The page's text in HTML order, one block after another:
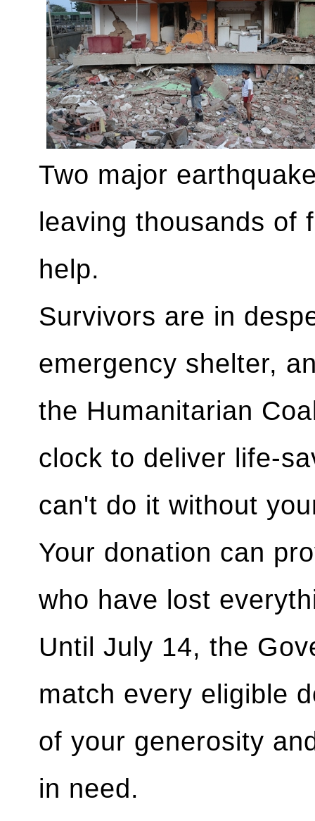
Two major
leaving thousands of
help.
Survivors are in
emergency shelter,
the Humanitarian
clock to deliver life-
can't do it without
Your donation can
who have lost
Until July 14, the
match every eligible
of your generosity
in need.